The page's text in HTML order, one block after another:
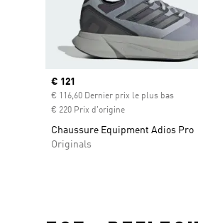
Prix actuel
€ 121
€ 116,60 Dernier prix le plus bas
€ 220 Prix d'origine
Chaussure Equipment Adios Pro
Originals